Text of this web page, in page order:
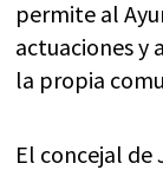
permite al
actuaciones y
la propia
El concejal de